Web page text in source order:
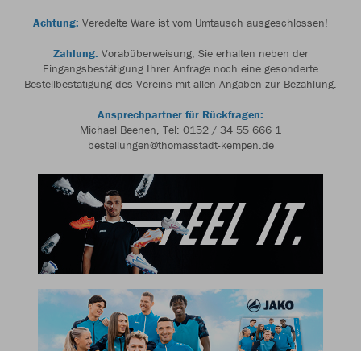
Achtung: Veredelte Ware ist vom Umtausch ausgeschlossen!
Zahlung: Vorabüberweisung, Sie erhalten neben der
Eingangsbestätigung Ihrer Anfrage noch eine gesonderte
Bestellbestätigung des Vereins mit allen Angaben zur Bezahlung.
Ansprechpartner für Rückfragen:
Michael Beenen, Tel: 0152 / 34 55 666 1
bestellungen@thomasstadt-kempen.de